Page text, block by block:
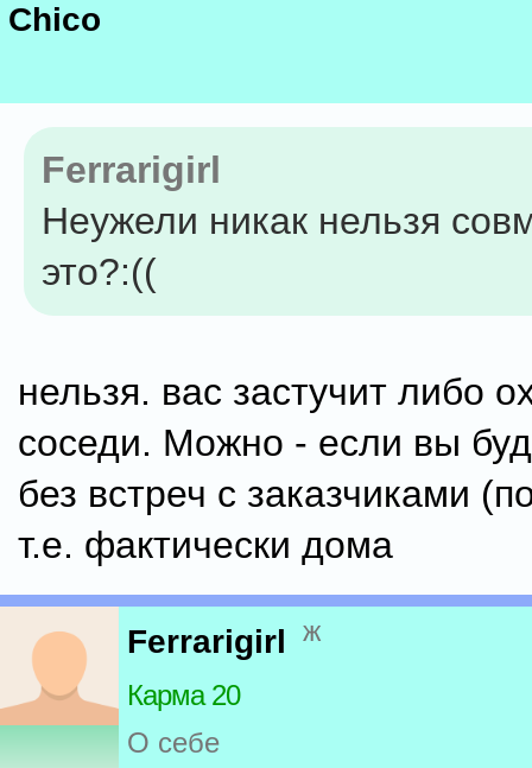
Chico
Ferrarigirl
Неужели никак нельзя
это?:((
нельзя. вас застучит либо
соседи. Можно - если вы
без встреч с заказчиками
т.е. фактически дома
Ferrarigirl ж
Карма 20
О себе